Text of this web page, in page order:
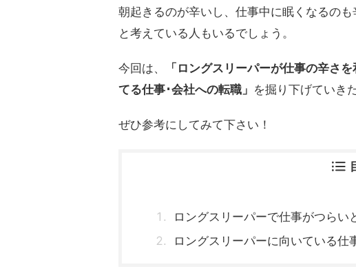
朝起きるのが辛いし、仕事中に眠くなるの
と考えている人もいるでしょう。
今回は、 「ロングスリーパーが仕事の辛さを
てる仕事･会社への転職」 を掘り下げていき
ぜひ参考にしてみて下さい！
ロングスリーパーで仕事がつらい
ロングスリーパーに向いている仕